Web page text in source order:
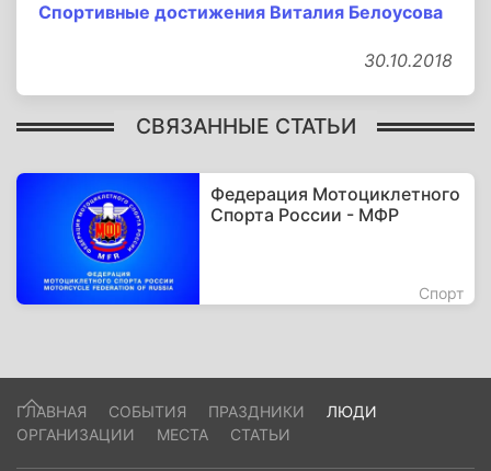
Спортивные достижения Виталия Белоусова
30.10.2018
СВЯЗАННЫЕ СТАТЬИ
Федерация Мотоциклетного
Спорта России - МФР
Спорт
ГЛАВНАЯ СОБЫТИЯ ПРАЗДНИКИ
ЛЮДИ
ОРГАНИЗАЦИИ
МЕСТА СТАТЬИ